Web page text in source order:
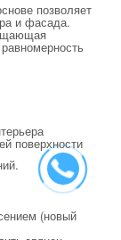
позволяет
и фасада.
поверхности
(новый